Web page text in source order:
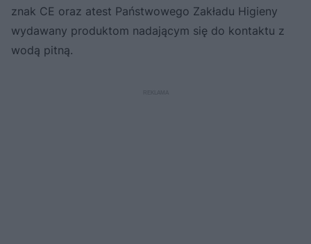
znak CE oraz atest Państwowego Zakładu Higieny
wydawany produktom nadającym się do kontaktu z
wodą pitną.